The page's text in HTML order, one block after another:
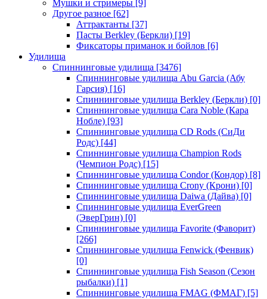
Мушки и стримеры [9]
Другое разное [62]
Аттрактанты [37]
Пасты Berkley (Беркли) [19]
Фиксаторы приманок и бойлов [6]
Удилища
Спиннинговые удилища [3476]
Спиннинговые удилища Abu Garcia (Абу
Гарсия) [16]
Спиннинговые удилища Berkley (Беркли) [0]
Спиннинговые удилища Cara Noble (Кара
Нобле) [93]
Спиннинговые удилища CD Rods (СиДи
Родс) [44]
Спиннинговые удилища Champion Rods
(Чемпион Родс) [15]
Спиннинговые удилища Condor (Кондор) [8]
Спиннинговые удилища Crony (Крони) [0]
Спиннинговые удилища Daiwa (Дайва) [0]
Спиннинговые удилища EverGreen
(ЭверГрин) [0]
Спиннинговые удилища Favorite (Фаворит)
[266]
Спиннинговые удилища Fenwick (Фенвик)
[0]
Спиннинговые удилища Fish Season (Сезон
рыбалки) [1]
Спиннинговые удилища FMAG (ФМАГ) [5]